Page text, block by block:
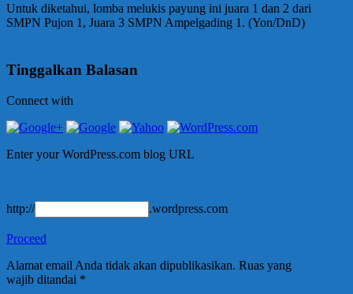
Untuk diketahui, lomba melukis payung ini juara 1 dan 2 dari
SMPN Pujon 1, Juara 3 SMPN Ampelgading 1. (Yon/DnD)
Tinggalkan Balasan
Connect with
Enter your WordPress.com blog URL
http:// .wordpress.com
Proceed
Alamat email Anda tidak akan dipublikasikan. Ruas yang
wajib ditandai *